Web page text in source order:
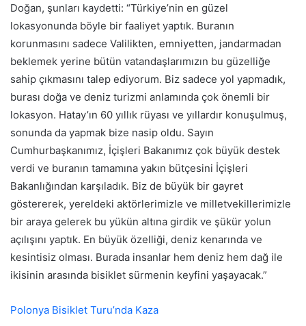
Doğan, şunları kaydetti: “Türkiye’nin en güzel
lokasyonunda böyle bir faaliyet yaptık. Buranın
korunmasını sadece Valilikten, emniyetten, jandarmadan
beklemek yerine bütün vatandaşlarımızın bu güzelliğe
sahip çıkmasını talep ediyorum. Biz sadece yol yapmadık,
burası doğa ve deniz turizmi anlamında çok önemli bir
lokasyon. Hatay’ın 60 yıllık rüyası ve yıllardır konuşulmuş,
sonunda da yapmak bize nasip oldu. Sayın
Cumhurbaşkanımız, İçişleri Bakanımız çok büyük destek
verdi ve buranın tamamına yakın bütçesini İçişleri
Bakanlığından karşıladık. Biz de büyük bir gayret
göstererek, yereldeki aktörlerimizle ve milletvekillerimizle
bir araya gelerek bu yükün altına girdik ve şükür yolun
açılışını yaptık. En büyük özelliği, deniz kenarında ve
kesintisiz olması. Burada insanlar hem deniz hem dağ ile
ikisinin arasında bisiklet sürmenin keyfini yaşayacak.”
Polonya Bisiklet Turu’nda Kaza